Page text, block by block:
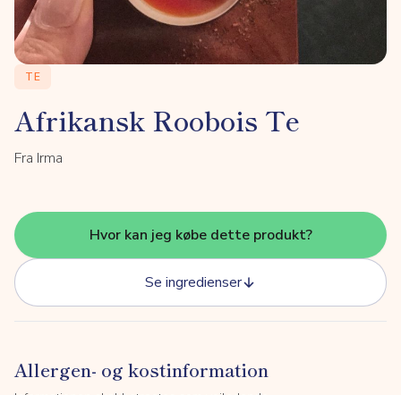
TE
Afrikansk Roobois Te
Fra Irma
Hvor kan jeg købe dette produkt?
Se ingredienser
Allergen- og kostinformation